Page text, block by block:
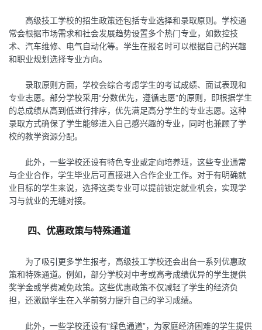
高级技工学校的招生政策还包括专业选择和录取原则。学校通
常会根据市场需求和社会发展趋势设置多个热门专业，如数控技
术、汽车维修、电气自动化等。学生在报名时可以根据自己的兴趣
和职业规划选择专业方向。
录取原则方面，学校会综合考虑学生的考试成绩、面试表现和
专业志愿。部分学校采用“分数优先，遵循志愿”的原则，即根据学生
的总成绩从高到低进行排序，优先满足高分学生的专业志愿。这种
录取方式确保了学生能够进入自己感兴趣的专业，同时也兼顾了学
校的教学资源分配。
此外，一些学校还设有特色专业或定向培养班，这些专业通常
与企业合作，学生毕业后可直接进入合作企业工作。对于有明确就
业目标的学生来说，选择这类专业可以提前锁定就业机会，实现学
习与就业的无缝对接。
四、优惠政策与特殊通道
为了吸引更多学生报考，高级技工学校还会出台一系列优惠政
策和特殊通道。例如，部分学校对中考或高考成绩优异的学生提供
奖学金或学费减免政策。这些优惠政策不仅减轻了学生的经济负
担，还激励学生在入学前努力提升自己的学习成绩。
此外，一些学校还设有“绿色通道”，为家庭经济困难的学生提供